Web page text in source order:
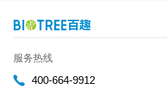
服务热线
400-664-9912